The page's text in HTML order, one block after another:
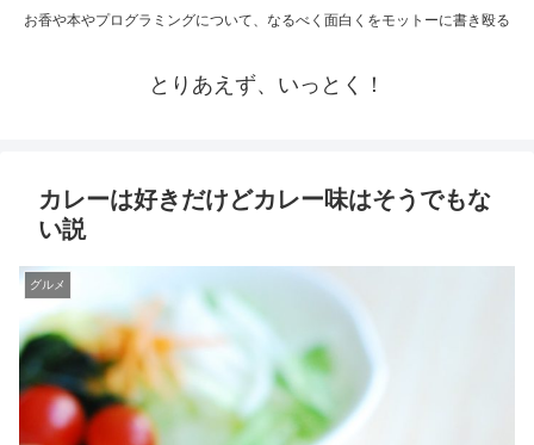
お香や本やプログラミングについて、なるべく面白くをモットーに書き殴る
とりあえず、いっとく！
カレーは好きだけどカレー味はそうでもな
い説
グルメ